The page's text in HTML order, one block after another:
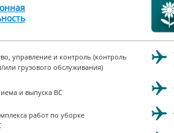
управление и контроль (контроль
или грузового обслуживания)
и выпуска ВС
работ по уборке